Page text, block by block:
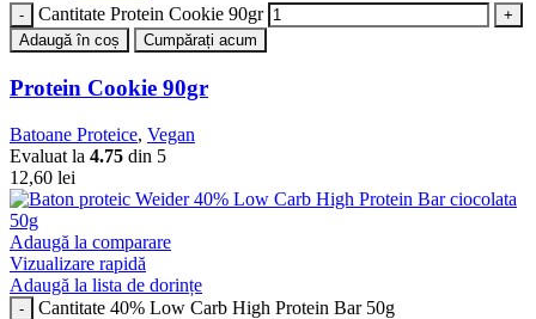
Cantitate Protein Cookie 90gr
Adaugă în coș Cumpărați acum
Protein Cookie 90gr
Batoane Proteice, Vegan
Evaluat la 4.75 din 5
12,60 lei
Adaugă la comparare
Vizualizare rapidă
Adaugă la lista de dorințe
Cantitate 40% Low Carb High Protein Bar 50g